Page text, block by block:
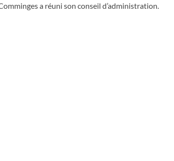
a réuni son conseil d’administration.